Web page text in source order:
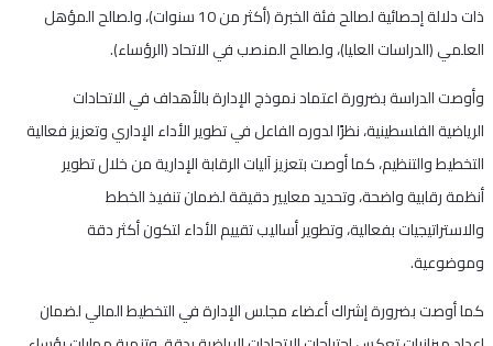
ذات دلالة إحصائية لصالح فئة الخبرة (أكثر من 10 سنوات)، ولصالح المؤهل
العلمي (الدراسات العليا)، ولصالح المنصب في الاتحاد (الرؤساء).
وأوصت الدراسة بضرورة اعتماد نموذج الإدارة بالأهداف في الاتحادات
الرياضية الفلسطينية، نظرًا لدوره الفاعل في تطوير الأداء الإداري وتعزيز فعالية
التخطيط والتنظيم، كما أوصت بتعزيز آليات الرقابة الإدارية من خلال تطوير
أنظمة رقابية واضحة، وتحديد معايير دقيقة لضمان تنفيذ الخطط
والاستراتيجيات بفعالية، وتطوير أساليب تقييم الأداء لتكون أكثر دقة
وموضوعية.
كما أوصت بضرورة إشراك أعضاء مجلس الإدارة في التخطيط المالي لضمان